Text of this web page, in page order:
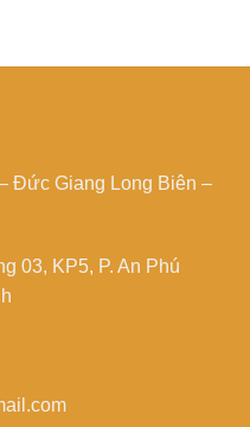
Đức Giang Long Biên –
03, KP5, P. An Phú